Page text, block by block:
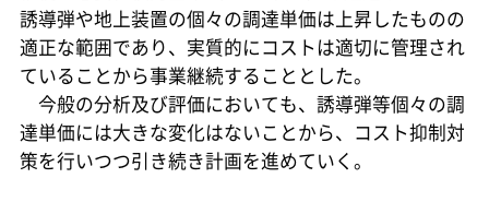
誘導弾や地上装置の個々の調達単価は上昇したものの
適正な範囲であり、実質的にコストは適切に管理され
ていることから事業継続することとした。
今般の分析及び評価においても、誘導弾等個々の調
達単価には大きな変化はないことから、コスト抑制対
策を行いつつ引き続き計画を進めていく。